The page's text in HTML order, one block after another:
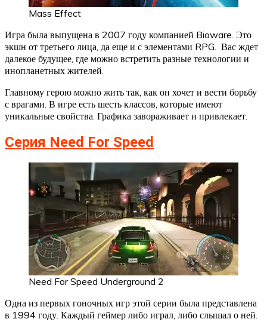
Mass Effect
Игра была выпущена в 2007 году компанией Bioware. Это
экшн от третьего лица, да еще и с элементами RPG. Вас ждет
далекое будущее, где можно встретить разные технологии и
инопланетных жителей.
Главному герою можно жить так, как он хочет и вести борьбу
с врагами. В игре есть шесть классов, которые имеют
уникальные свойства. Графика завораживает и привлекает.
Серия Need For Speed
Need For Speed Underground 2
Одна из первых гоночных игр этой серии была представлена
в 1994 году. Каждый геймер либо играл, либо слышал о ней.